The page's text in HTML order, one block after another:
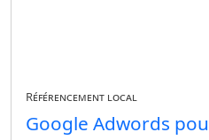
Référencement local
Google Adwords